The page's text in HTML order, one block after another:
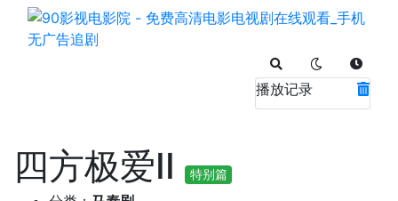
播放记录
四方极爱II 特别篇